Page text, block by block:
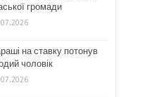
громади
на ставку потонув
чоловік